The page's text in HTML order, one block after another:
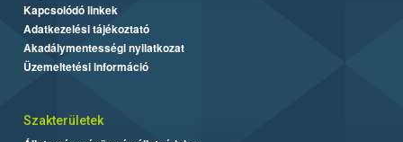
Kapcsolódó linkek
Adatkezelési tájékoztató
Akadálymentességi nyilatkozat
Üzemeltetési információ
Szakterületek